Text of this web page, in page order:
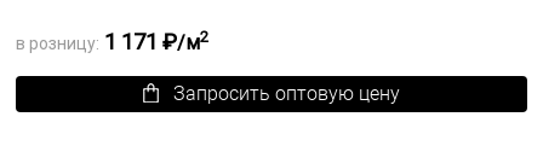
в розницу: 1 171 ₽/м2
Запросить оптовую цену